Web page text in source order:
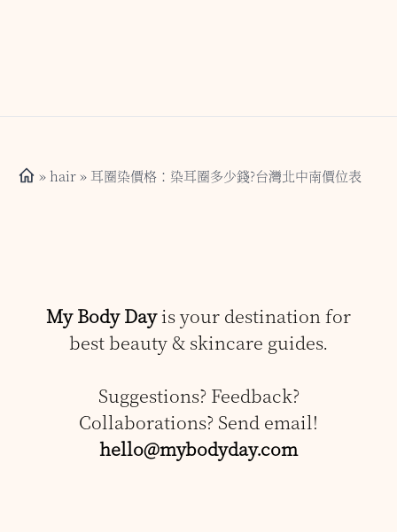
»hair» 耳圈染價格：染耳圈多少錢?台灣北中南價位表
My Body Dayis your destination for
best beauty & skincare guides.
Suggestions? Feedback?
Collaborations? Send email!
hello@mybodyday.com